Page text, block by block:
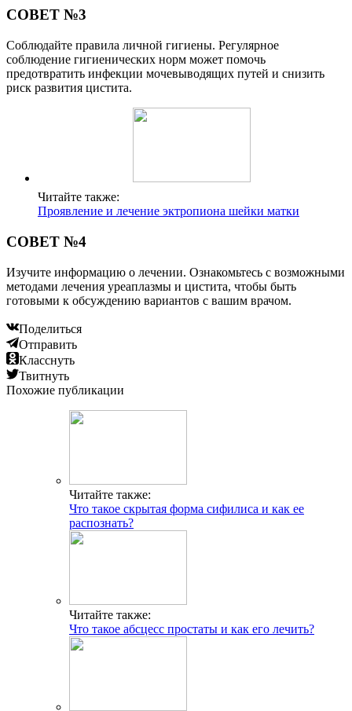
СОВЕТ №3
Соблюдайте правила личной гигиены. Регулярное
соблюдение гигиенических норм может помочь
предотвратить инфекции мочевыводящих путей и снизить
риск развития цистита.
Читайте также:
Проявление и лечение эктропиона шейки матки
СОВЕТ №4
Изучите информацию о лечении. Ознакомьтесь с возможными
методами лечения уреаплазмы и цистита, чтобы быть
готовыми к обсуждению вариантов с вашим врачом.
Поделиться
Отправить
Класснуть
Твитнуть
Похожие публикации
Читайте также:
Что такое скрытая форма сифилиса и как ее
распознать?
Читайте также:
Что такое абсцесс простаты и как его лечить?